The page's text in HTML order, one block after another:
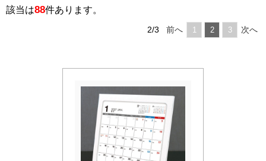
該当は88件あります。
2/3 前へ 1 2 3 次へ